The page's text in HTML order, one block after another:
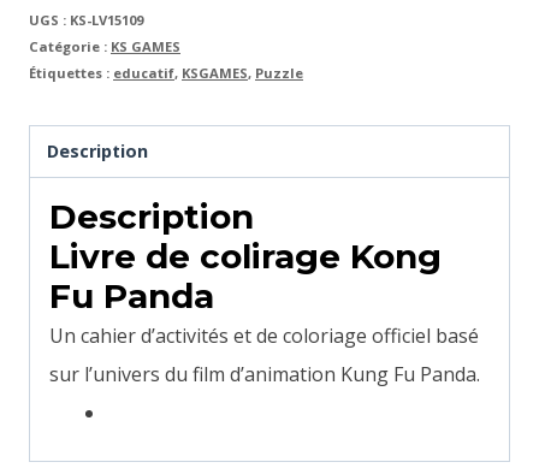
UGS : KS-LV15109
Catégorie : KS GAMES
Étiquettes : educatif, KSGAMES, Puzzle
Description
Description
Livre de colirage Kong
Fu Panda
Un cahier d’activités et de coloriage officiel basé
sur l’univers du film d’animation Kung Fu Panda.